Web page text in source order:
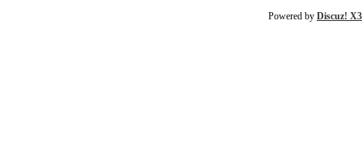
Powered by Discuz!